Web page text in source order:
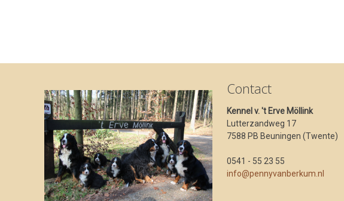
Contact
Kennel v. 't Erve Möllink
Lutterzandweg 17
7588 PB Beuningen (Twente)
0541 - 55 23 55
info@pennyvanberkum.nl